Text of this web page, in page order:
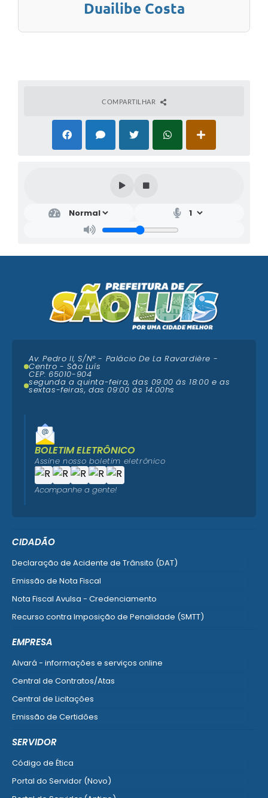
Duailibe Costa
COMPARTILHAR
CIDADÃO
Declaração de Acidente de Trânsito (DAT)
Emissão de Nota Fiscal
Nota Fiscal Avulsa - Credenciamento
Recurso contra Imposição de Penalidade (SMTT)
EMPRESA
Alvará - informações e serviços online
Central de Contratos/Atas
Central de Licitações
Emissão de Certidões
SERVIDOR
Código de Ética
Portal do Servidor (Novo)
Av. Pedro II, S/N° - Palácio De La Ravardière -
Centro - São Luís
CEP: 65010-904
segunda a quinta-feira, das 09:00 ás 18:00 e as
sextas-feiras, das 09:00 às 14:00hs
BOLETIM ELETRÔNICO
Assine nosso boletim eletrônico
Acompanhe a gente!